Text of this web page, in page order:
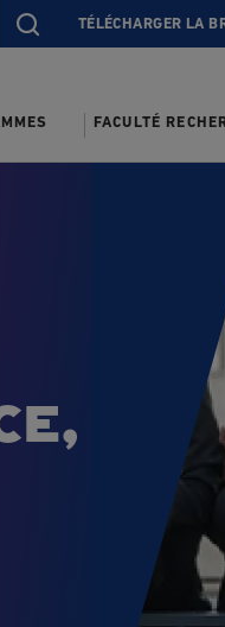
TÉLÉCHARGER LA
FACULTÉ